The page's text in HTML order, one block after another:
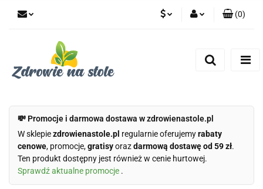
(0)
💸 Promocje i darmowa dostawa w zdrowienastole.pl
W sklepiezdrowienastole.pl regularnie oferujemyrabaty
cenowe, promocje,gratisyorazdarmową dostawę od 59 zł.
Ten produkt dostępny jest również w cenie hurtowej.
Sprawdź aktualne promocje .